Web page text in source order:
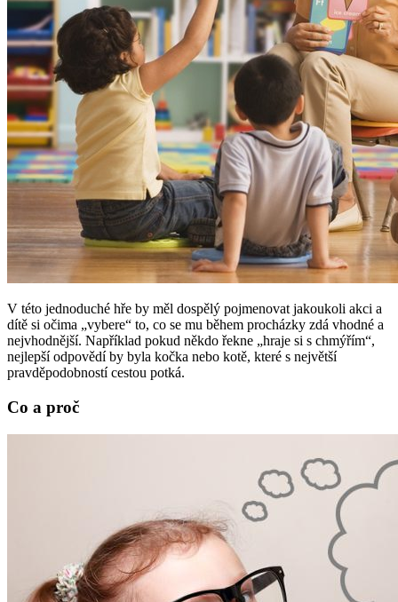
V této jednoduché hře by měl dospělý pojmenovat jakoukoli akci a
dítě si očima „vybere“ to, co se mu během procházky zdá vhodné a
nejvhodnější. Například pokud někdo řekne „hraje si s chmýřím“,
nejlepší odpovědí by byla kočka nebo kotě, které s největší
pravděpodobností cestou potká.
Co a proč